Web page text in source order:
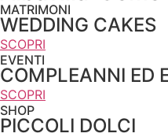
MATRIMONI
WEDDING CAKES
SCOPRI
EVENTI
COMPLEANNI ED
SCOPRI
SHOP
PICCOLI DOLCI